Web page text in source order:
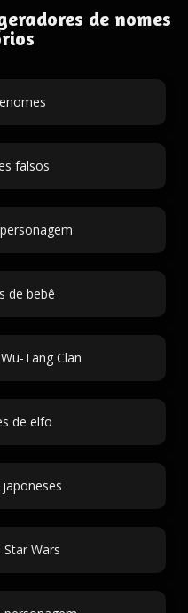
de nomes
falsos
de bebê
Tang Clan
de elfo
Wars